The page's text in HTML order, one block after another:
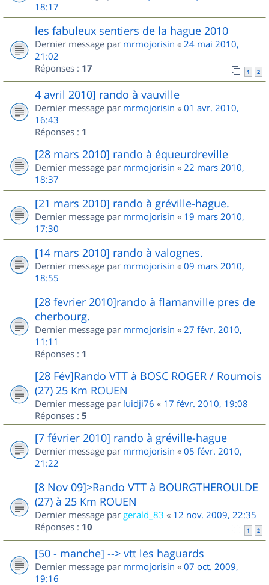
18:17
les fabuleux sentiers de la hague 2010
Dernier message par mrmojorisin « 24 mai 2010,
21:02
Réponses : 17 1 2
4 avril 2010] rando à vauville
Dernier message par mrmojorisin « 01 avr. 2010,
16:43
Réponses : 1
[28 mars 2010] rando à équeurdreville
Dernier message par mrmojorisin « 22 mars 2010,
18:37
[21 mars 2010] rando à gréville-hague.
Dernier message par mrmojorisin « 19 mars 2010,
17:30
[14 mars 2010] rando à valognes.
Dernier message par mrmojorisin « 09 mars 2010,
18:55
[28 fevrier 2010]rando à flamanville pres de
cherbourg.
Dernier message par mrmojorisin « 27 févr. 2010,
11:11
Réponses : 1
[28 Fév]Rando VTT à BOSC ROGER / Roumois
(27) 25 Km ROUEN
Dernier message par luidji76 « 17 févr. 2010, 19:08
Réponses : 5
[7 février 2010] rando à gréville-hague
Dernier message par mrmojorisin « 05 févr. 2010,
21:22
[8 Nov 09]>Rando VTT à BOURGTHEROULDE
(27) à 25 Km ROUEN
Dernier message par gerald_83 « 12 nov. 2009, 22:35
Réponses : 10 1 2
[50 - manche] --> vtt les haguards
Dernier message par mrmojorisin « 07 oct. 2009,
19:16